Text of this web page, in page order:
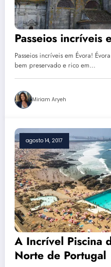
Passeios incríveis
Passeios incríveis em Évora!
bem preservado e rico em…
Miriam Aryeh
agosto 14, 2017
A Incrível Piscina
Norte de Portugal